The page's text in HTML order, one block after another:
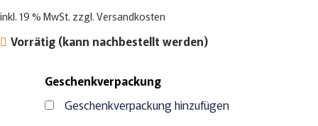
inkl. 19 % MwSt. zzgl.Versandkosten
Vorrätig (kann nachbestellt werden)
Geschenkverpackung
Geschenkverpackung hinzufügen